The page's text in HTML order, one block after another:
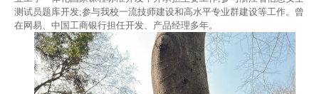
测试员题库开发;参与我校一流技师建设和高水平专业群建设等工作。曾
在网易、中国工商银行担任开发、产品经理多年。